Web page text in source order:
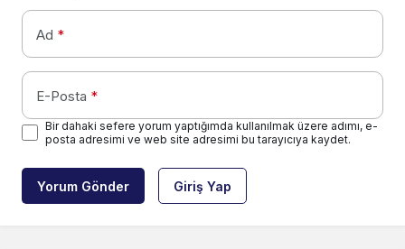
Ad *
E-Posta *
Bir dahaki sefere yorum yaptığımda kullanılmak üzere adımı, e-
posta adresimi ve web site adresimi bu tarayıcıya kaydet.
Yorum Gönder Giriş Yap